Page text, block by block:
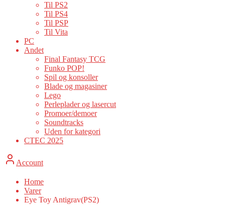
Til PS2
Til PS4
Til PSP
Til Vita
PC
Andet
Final Fantasy TCG
Funko POP!
Spil og konsoller
Blade og magasiner
Lego
Perleplader og lasercut
Promoer/demoer
Soundtracks
Uden for kategori
CTEC 2025
Account
Home
Varer
Eye Toy Antigrav(PS2)